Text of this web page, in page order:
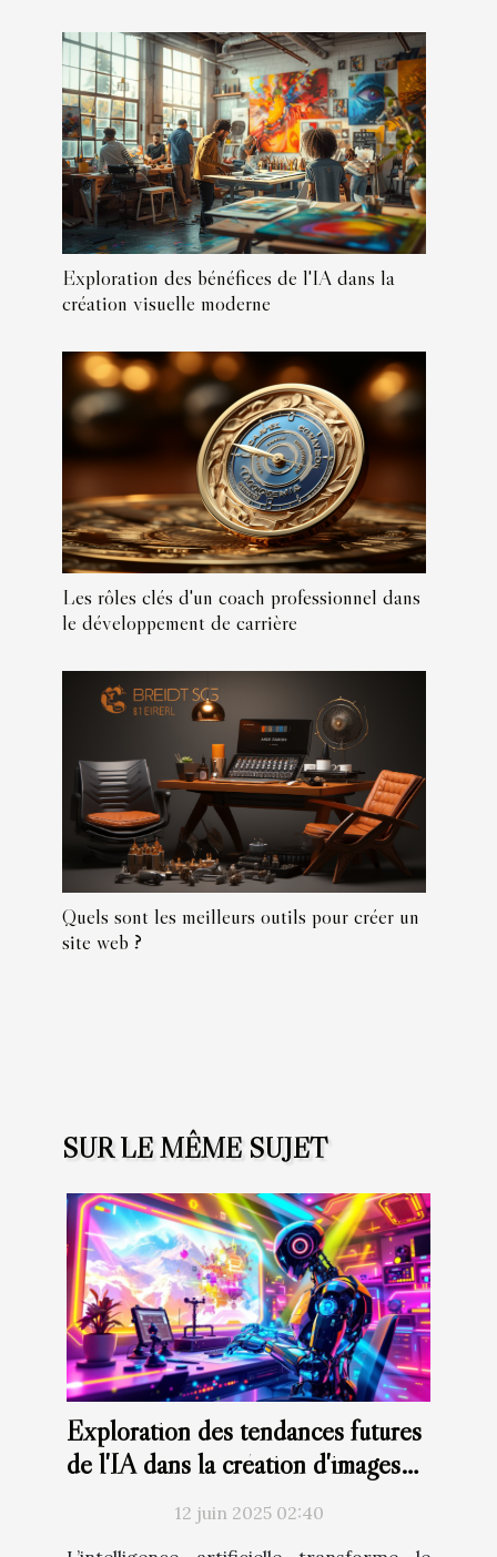
Exploration des bénéfices de l'IA dans la
création visuelle moderne
Les rôles clés d'un coach professionnel dans
le développement de carrière
Quels sont les meilleurs outils pour créer un
site web ?
SUR LE MÊME SUJET
Exploration des tendances futures
de l'IA dans la création d'images
12 juin 2025 02:40